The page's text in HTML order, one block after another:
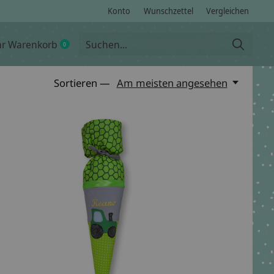
Konto Wunschzettel Vergleichen
Warenkorb 0items
Sortieren — Am meisten angesehen